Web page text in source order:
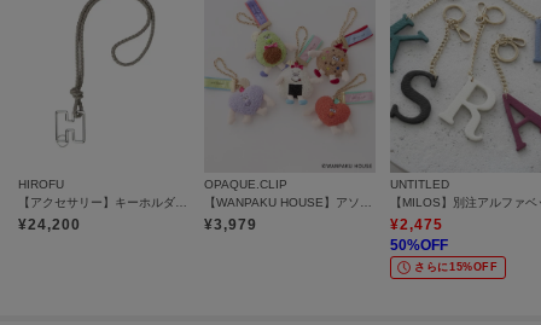
HIROFU
¥24,200
OPAQUE.CLIP
¥3,979
UNTITLED
¥2,475
50%OFF
さらに15%OFF